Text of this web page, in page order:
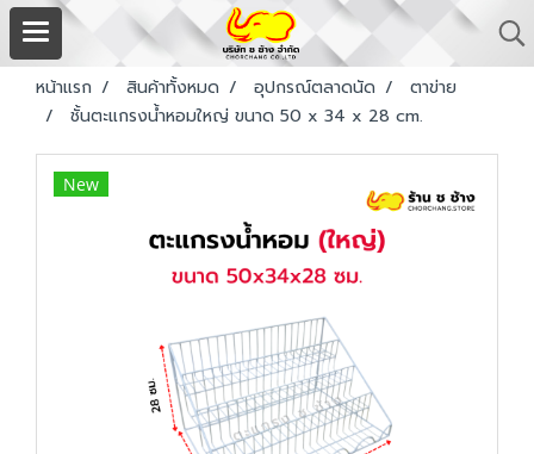
หน้าแรก สินค้าทั้งหมด อุปกรณ์ตลาดนัด
ตาข่าย
ชั้นตะแกรงน้ำหอมใหญ่ ขนาด 50 x 34 x 28 cm.
New